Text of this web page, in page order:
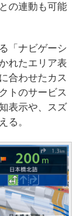
の連動も可能
「ナビゲーシ
れたエリア表
合わせたカス
トのサービス
表示や、スズ
る。